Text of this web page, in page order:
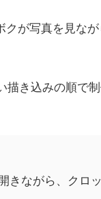
クが写真を見な
描き込みの順で
きながら、クロッ